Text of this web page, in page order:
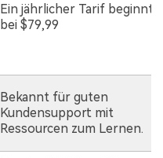
Ein jährlicher Tarif beginnt
bei $79,99
Bekannt für guten
Kundensupport mit
Ressourcen zum Lernen.